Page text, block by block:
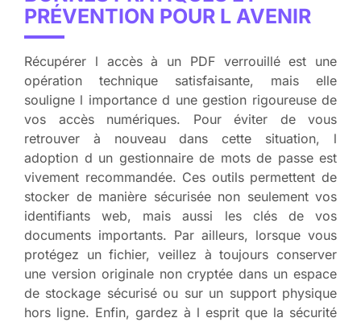
PRÉVENTION POUR L AVENIR
Récupérer l accès à un PDF verrouillé est une
opération technique satisfaisante, mais elle
souligne l importance d une gestion rigoureuse de
vos accès numériques. Pour éviter de vous
retrouver à nouveau dans cette situation, l
adoption d un gestionnaire de mots de passe est
vivement recommandée. Ces outils permettent de
stocker de manière sécurisée non seulement vos
identifiants web, mais aussi les clés de vos
documents importants. Par ailleurs, lorsque vous
protégez un fichier, veillez à toujours conserver
une version originale non cryptée dans un espace
de stockage sécurisé ou sur un support physique
hors ligne. Enfin, gardez à l esprit que la sécurité